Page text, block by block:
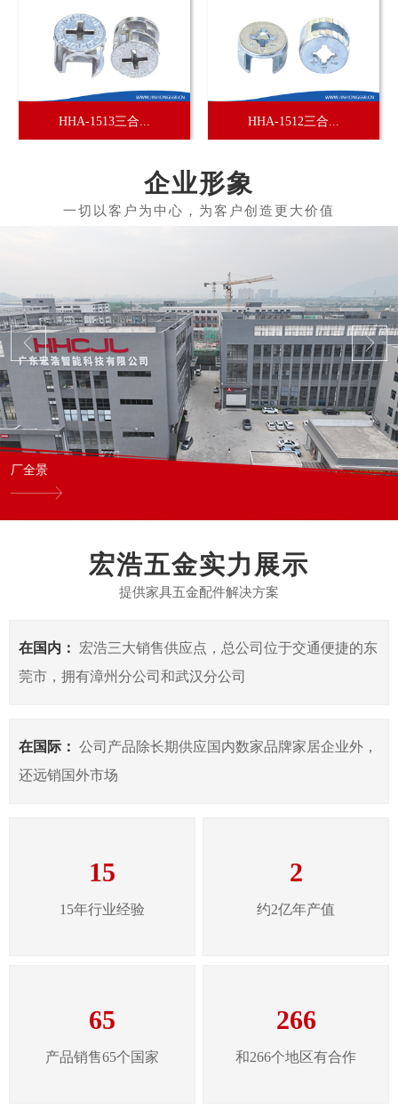
HHA-1513三合... HHA-1512三合...
企业形象
厂全景
宏浩五金实力展示
提供家具五金配件解决方案
在国内：
宏浩三大销售供应点，总公司位于交通便捷的东
莞市，拥有漳州分公司和武汉分公司
在国际： 公司产品除长期供应国内数家品牌家居企业外，
还远销国外市场
15
15年行业经验
2
约2亿年产值
65
产品销售65个国家
266
和266个地区有合作